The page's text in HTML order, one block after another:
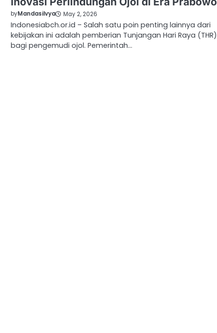
byMandasilvya May 2, 2026
Indonesiabch.or.id – Salah satu poin penting lainnya dari
kebijakan ini adalah pemberian Tunjangan Hari Raya (THR)
bagi pengemudi ojol. Pemerintah…